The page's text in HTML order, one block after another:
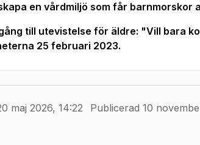
en vårdmiljö som får barnmorskor
i ny flik )
till utevistelse för äldre: "Vill bara
25 februari 2023.
i ny flik)
maj 2026, 14:22 Publicerad 10